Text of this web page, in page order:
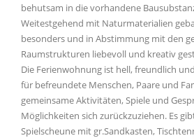
behutsam in die vorhandene
Weitestgehend mit Naturmaterialien
besonders und in Abstimmung mit den
Raumstrukturen liebevoll und kreativ
Die Ferienwohnung ist hell, freundlich
für befreundete Menschen, Paare und
gemeinsame Aktivitäten, Spiele und
Möglichkeiten sich zurückzuziehen. Es
Spielscheune mit gr.Sandkasten,